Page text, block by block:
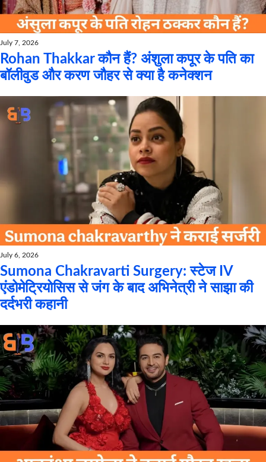
July 7, 2026
Rohan Thakkar कौन हैं? अंशुला कपूर के पति का
बॉलीवुड और करण जौहर से क्या है कनेक्शन
July 6, 2026
Sumona Chakravarti Surgery: स्टेज IV
एंडोमेट्रियोसिस से जंग के बाद अभिनेत्री ने साझा की
दर्दभरी कहानी